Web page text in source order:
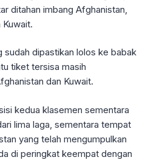
ditahan imbang Afghanistan,
Kuwait.
sudah dipastikan lolos ke babak
tiket tersisa masih
dan Kuwait.
kedua klasemen sementara
lima laga, sementara tempat
yang telah mengumpulkan
di peringkat keempat dengan